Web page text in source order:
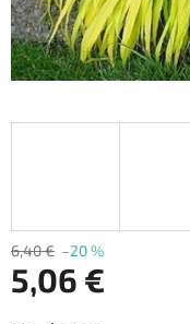
6,40 € –20 %
5,06 €